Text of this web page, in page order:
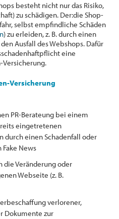
besteht nicht nur das Risiko,
zu schädigen. Der:die Shop-
selbst empfindliche Schäden
) zu erleiden, z. B. durch einen
Ausfall des Webshops. Dafür
eine
Versicherung.
Versicherung
PR-Berateung bei einem
eingetretenen
durch einen Schadenfall oder
News
die Veränderung oder
Webseite (z. B.
verlorener,
Dokumente zur